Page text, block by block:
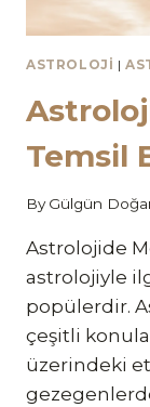
ASTROLOJI |
Temsil
By Gülgün
Astrolojide
astrolojiyle
popülerdir.
çeşitli
üzerindeki